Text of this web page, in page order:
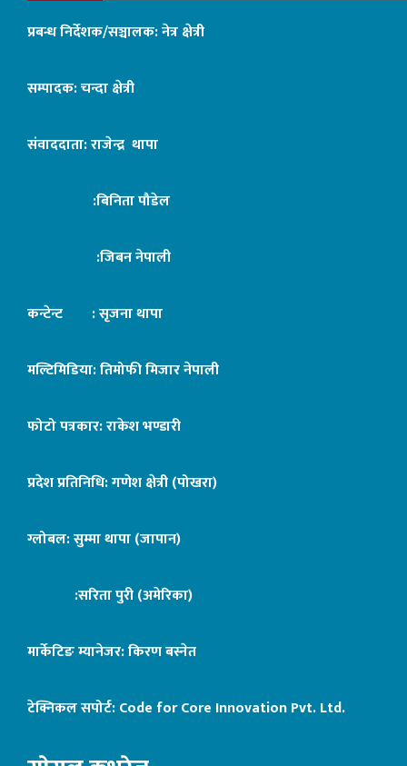
प्रबन्ध निर्देशक/सञ्चालक: नेत्र क्षेत्री
सम्पादक: चन्दा क्षेत्री
संवाददाता: राजेन्द्र थापा
:बिनिता पौडेल
:जिबन नेपाली
कन्टेन्ट : सृजना थापा
मल्टिमिडिया: तिमोफी मिजार नेपाली
फोटो पत्रकार: राकेश भण्डारी
प्रदेश प्रतिनिधि: गणेश क्षेत्री (पोखरा)
ग्लोबल: सुम्मा थापा (जापान)
:सरिता पुरी (अमेरिका)
मार्केटिङ म्यानेजर: किरण बस्नेत
टेक्निकल सपोर्ट:Code for Core Innovation Pvt. Ltd.